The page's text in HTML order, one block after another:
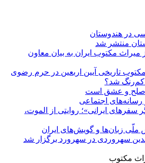
مکتوب ایران به بیان معاون
مکتوب تاریخی آیین اربعین در حرم رضوی
کم‌رنگ شد؟
صلح و عشق است
اجتماعی
ایرانی»؛ روایتی از الموت،
ملّی زبان‌ها و گویش‌های ایران
سهروردی در سهرورد برگزار شد